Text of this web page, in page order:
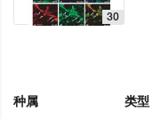
30
种属
类型